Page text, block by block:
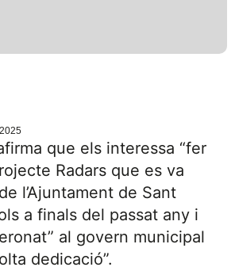
que els interessa “fer
Radars que es va
l’Ajuntament de Sant
a finals del passat any i
al govern municipal
dedicació”.